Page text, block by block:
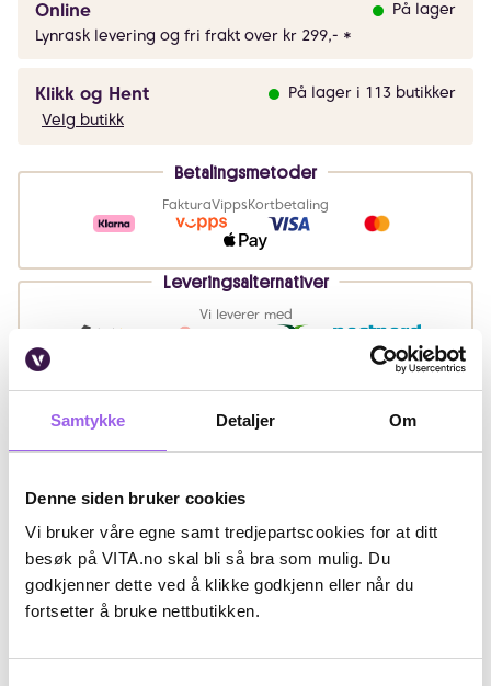
Samtykke Detaljer Om
Denne siden bruker cookies
Vi bruker våre egne samt tredjepartscookies for at ditt
besøk på VITA.no skal bli så bra som mulig. Du
godkjenner dette ved å klikke godkjenn eller når du
fortsetter å bruke nettbutikken.
Online
På lager
Lynrask levering og fri frakt over kr 299,- *
Klikk og Hent
På lager i 113 butikker
Velg butikk
Betalingsmetoder
FakturaVippsKortbetaling
Leveringsalternativer
Vi leverer med
Beskrivelse
Fordeler
Ingredienser